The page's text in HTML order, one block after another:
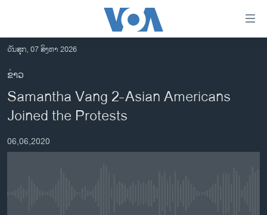
ເຂົ້າ
ຫາ
ຂ້າມ
ຂ້າມ
ຂ້າມ
ໄປ
ຫາ
ຊອກ
ອາເມຣິກາ
ຂ່າວ​ຈີນ
ວັນສຸກ, 07 ສິງຫາ 2026
ຂ່າວ
Samantha Vang 2-Asian Americans
Joined the Protests
06,06,2020